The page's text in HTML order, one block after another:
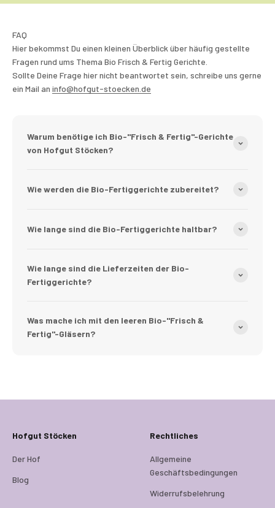
FAQ
Hier bekommst Du einen kleinen Überblick über häufig gestellte
Fragen rund ums Thema Bio Frisch & Fertig Gerichte.
Sollte Deine Frage hier nicht beantwortet sein, schreibe uns gerne
ein Mail an info@hofgut-stoecken.de
Warum benötige ich Bio-"Frisch & Fertig"-Gerichte
von Hofgut Stöcken?
Wie werden die Bio-Fertiggerichte zubereitet?
Wie lange sind die Bio-Fertiggerichte haltbar?
Wie lange sind die Lieferzeiten der Bio-
Fertiggerichte?
Was mache ich mit den leeren Bio-"Frisch &
Fertig"-Gläsern?
Hofgut Stöcken
Der Hof
Blog
Rechtliches
Allgemeine
Geschäftsbedingungen
Widerrufsbelehrung